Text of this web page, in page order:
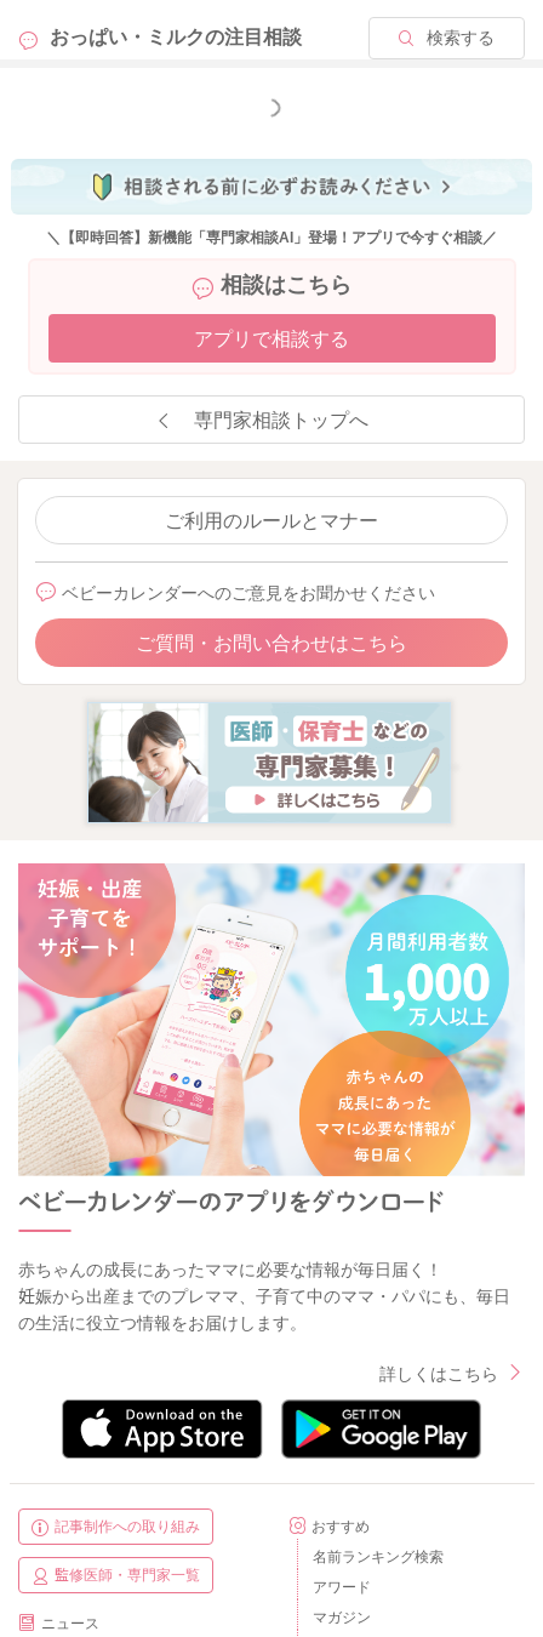
おっぱい・ミルクの注目相談 検索する
もっと見る
＼【即時回答】新機能「専門家相談AI」登場！アプリで今すぐ相談／
相談はこちら
アプリで相談する
専門家相談トップへ
ご利用のルールとマナー
ベビーカレンダーへのご意見をお聞かせください
ご質問・お問い合わせはこちら
赤ちゃんの成長にあったママに必要な情報が毎日届く！
妊娠から出産までのプレママ、子育て中のママ・パパにも、毎日
の生活に役立つ情報をお届けします。
詳しくはこちら
記事制作への取り組み
監修医師・専門家一覧
ニュース
おすすめ
名前ランキング検索
アワード
マガジン